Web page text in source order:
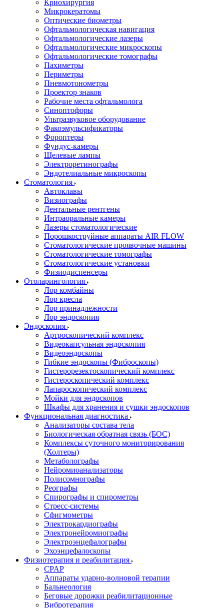
Криохирургия
Микрокератомы
Оптические биометры
Офтальмологическая навигация
Офтальмологические лазеры
Офтальмологические микроскопы
Офтальмологические томографы
Пахиметры
Периметры
Пневмотонометры
Проектор знаков
Рабочие места офтальмолога
Синоптофоры
Ультразвуковое оборудование
Факоэмульсификаторы
Фороптеры
Фундус-камеры
Щелевые лампы
Электроретинографы
Эндотелиальные микроскопы
Стоматология
Автоклавы
Визиографы
Дентальные рентгены
Интраоральные камеры
Лазеры стоматологические
Порошкоструйные аппараты AIR FLOW
Стоматологические проявочные машины
Стоматологические томографы
Стоматологические установки
Физиодиспенсеры
Отоларингология
Лор комбайны
Лор кресла
Лор принадлежности
Лор эндоскопия
Эндоскопия
Артроскопический комплекс
Видеокапсульная эндоскопия
Видеоэндоскопы
Гибкие эндоскопы (Фиброcкопы)
Гистерорезектоскопический комплекс
Гистероскопический комплекс
Лапароскопический комплекс
Мойки для эндоскопов
Шкафы для хранения и сушки эндоскопов
Функциональная диагностика
Анализаторы состава тела
Биологическая обратная связь (БОС)
Комплексы суточного мониторирования
(Холтеры)
Метаболографы
Нейромиоанализаторы
Полисомнографы
Реографы
Спирографы и спирометры
Стресс-системы
Сфигмометры
Электрокардиографы
Электронейромиографы
Электроэнцефалографы
Эхоэнцефалоскопы
Физиотерапия и реабилитация
CPAP
Аппараты ударно-волновой терапии
Бальнеология
Беговые дорожки реабилитационные
Вибротерапия